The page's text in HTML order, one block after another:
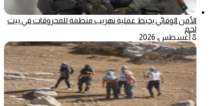
الأمن الوقائي يحبط عملية تهريب منظمة للمحروقات في بيت
لحم
8 أغسطس، 2026